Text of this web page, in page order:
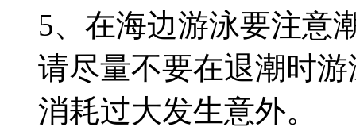
5、在海边游泳要注意
请尽量不要在退潮时
消耗过大发生意外。